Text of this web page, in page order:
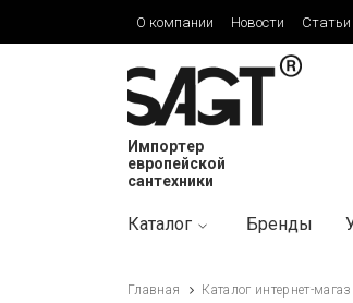
О компании Новости Статьи
Импортер
европейской
сантехники
Каталог Бренды
Главная Каталог интернет-